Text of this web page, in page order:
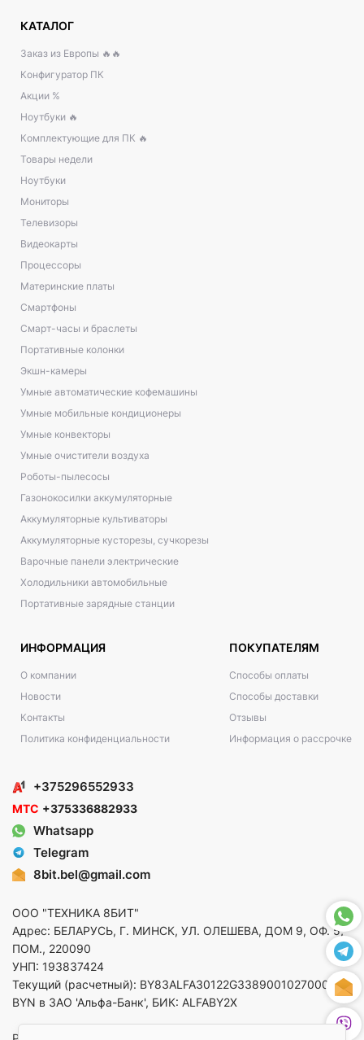
КАТАЛОГ
Заказ из Европы 🔥🔥
Конфигуратор ПК
Акции %
Ноутбуки 🔥
Комплектующие для ПК 🔥
Товары недели
Ноутбуки
Мониторы
Телевизоры
Видеокарты
Процессоры
Материнские платы
Смартфоны
Смарт-часы и браслеты
Портативные колонки
Экшн-камеры
Умные автоматические кофемашины
Умные мобильные кондиционеры
Умные конвекторы
Умные очистители воздуха
Роботы-пылесосы
Газонокосилки аккумуляторные
Аккумуляторные культиваторы
Аккумуляторные кусторезы, сучкорезы
Варочные панели электрические
Холодильники автомобильные
Портативные зарядные станции
ИНФОРМАЦИЯ
О компании
Новости
Контакты
Политика конфиденциальности
ПОКУПАТЕЛЯМ
Способы оплаты
Способы доставки
Отзывы
Информация о рассрочке
+375296552933
МТС +375336882933
Whatsapp
Telegram
8bit.bel@gmail.com
ООО "ТЕХНИКА 8БИТ"
Адрес: БЕЛАРУСЬ, Г. МИНСК, УЛ. ОЛЕШЕВА, ДОМ 9, ОФ. 5,
ПОМ., 220090
УНП: 193837424
Текущий (расчетный): BY83ALFA30122G33890010270000 в
BYN в ЗАО 'Альфа-Банк', БИК: ALFABY2X